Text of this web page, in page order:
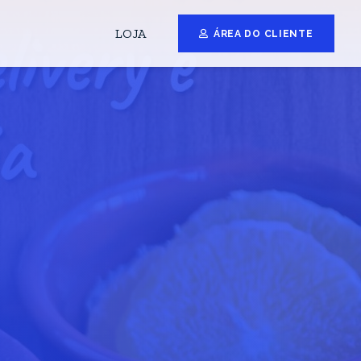
LOJA ÁREA DO CLIENTE